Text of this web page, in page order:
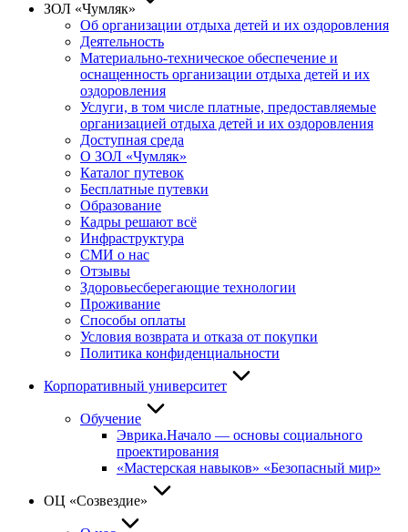
ЗОЛ «Чумляк»
Об организации отдыха детей и их оздоровления
Деятельность
Материально-техническое обеспечение и
оснащенность организации отдыха детей и их
оздоровления
Услуги, в том числе платные, предоставляемые
организацией отдыха детей и их оздоровления
Доступная среда
О ЗОЛ «Чумляк»
Каталог путевок
Бесплатные путевки
Образование
Кадры решают всё
Инфраструктура
СМИ о нас
Отзывы
Здоровьесберегающие технологии
Проживание
Способы оплаты
Условия возврата и отказа от покупки
Политика конфиденциальности
Корпоративный университет
Обучение
Эврика.Начало — основы социального
проектирования
«Мастерская навыков» «Безопасный мир»
ОЦ «Созвездие»